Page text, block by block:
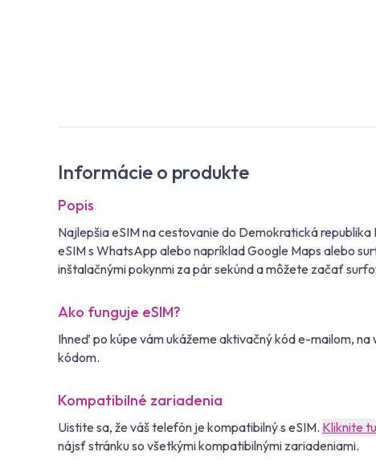
Informácie o produkte
Popis
Najlepšia eSIM na cestovanie do Demokratická
eSIM s WhatsApp alebo napríklad Google Maps alebo
inštalačnými pokynmi za pár sekúnd a môžete začať
Ako funguje eSIM?
Ihneď po kúpe vám ukážeme aktivačný kód e-mailom,
kódom.
Kompatibilné zariadenia
Uistite sa, že váš telefón je kompatibilný s eSIM. Kliknite tu
nájsť stránku so všetkými kompatibilnými zariadeniami.